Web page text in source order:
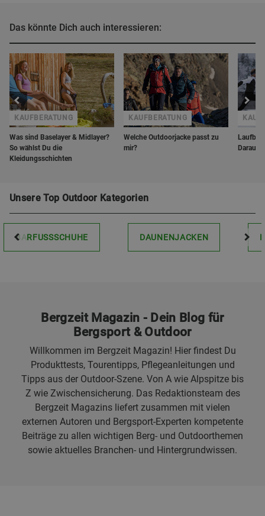
Das könnte Dich auch interessieren:
Was sind Baselayer & Midlayer?
So wählst Du die
Kleidungsschichten
KAUFBERATUNG
Welche Outdoorjacke passt zu
mir?
KAUFBERATUNG
Darauf
Unsere Top Outdoor Kategorien
BARFUSSSCHUHE DAUNENJACKEN
Bergzeit Magazin - Dein Blog für
Bergsport & Outdoor
Willkommen im Bergzeit Magazin! Hier findest Du
Produkttests, Tourentipps, Pflegeanleitungen und
Tipps aus der Outdoor-Szene. Von A wie Alpspitze bis
Z wie Zwischensicherung. Das Redaktionsteam des
Bergzeit Magazins liefert zusammen mit vielen
externen Autoren und Bergsport-Experten kompetente
Beiträge zu allen wichtigen Berg- und Outdoorthemen
sowie aktuelles Branchen- und Hintergrundwissen.